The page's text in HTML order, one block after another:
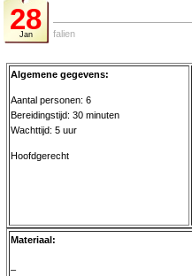
28
Jan falien
Algemene gegevens:
Aantal personen: 6
Bereidingstijd: 30 minuten
Wachttijd: 5 uur
Hoofdgerecht
Materiaal:
–